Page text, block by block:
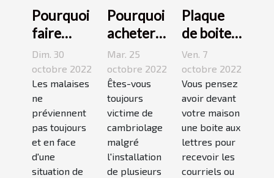
Pourquoi
faire
appel à
une
maison
médicale
de garde
?
Dim. 30
octobre 2022
Les malaises
ne
préviennent
pas toujours
et en face
d'une
situation de
Pourquoi
acheter
une
caméra
espion ?
Mar. 25
octobre 2022
Êtes-vous
toujours
victime de
cambriolage
malgré
l'installation
de plusieurs
Plaque
de boite
aux
lettres :3
conseils
pour bien
choisir un
bon
modèle
Ven. 7
octobre 2022
Vous pensez
avoir devant
votre maison
une boite aux
lettres pour
recevoir les
courriels ou